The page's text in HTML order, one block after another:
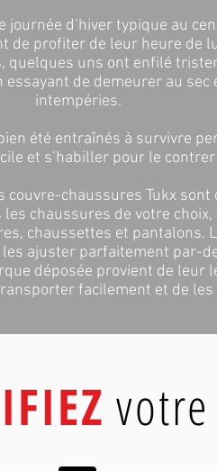
journée d’hiver typique au
de profiter de leur heure de
quelques uns ont enfilé
de demeurer au sec
intempéries.
été entraînés à survivre
et s’habiller pour le
couvre-chaussures Tukx
chaussures de votre
chaussettes et pantalons.
ajuster parfaitement par-
déposée provient de leur
facilement et de